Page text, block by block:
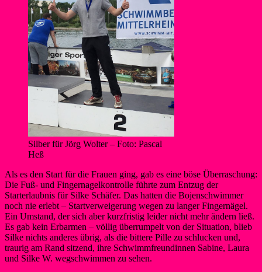
Silber für Jörg Wolter – Foto: Pascal
Heß
Als es den Start für die Frauen ging, gab es eine böse Überraschung:
Die Fuß- und Fingernagelkontrolle führte zum Entzug der
Starterlaubnis für Silke Schäfer. Das hatten die Bojenschwimmer
noch nie erlebt – Startverweigerung wegen zu langer Fingernägel.
Ein Umstand, der sich aber kurzfristig leider nicht mehr ändern ließ.
Es gab kein Erbarmen – völlig überrumpelt von der Situation, blieb
Silke nichts anderes übrig, als die bittere Pille zu schlucken und,
traurig am Rand sitzend, ihre Schwimmfreundinnen Sabine, Laura
und Silke W. wegschwimmen zu sehen.